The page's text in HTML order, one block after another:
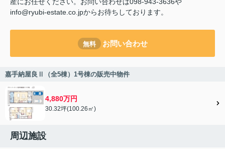
info@ryubi-estate.co.jpからお待ちしております。
無料 お問い合わせ
嘉手納屋良Ⅱ（全5棟）1号棟の販売中物件
4,880万円
30.32坪(100.26㎡)
周辺施設